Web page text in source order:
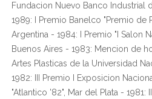
Fundacion Nuevo Banco Industrial
1989: I Premio Banelco "Premio de
Argentina - 1984: I Premio "I Salon
Buenos Aires - 1983: Mencion de
Artes Plasticas de la Universidad
1982: III Premio I Exposicion
"Atlantico '82", Mar del Plata -